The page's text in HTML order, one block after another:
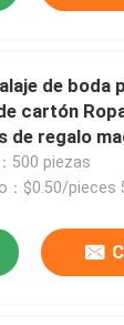
de boda
cartón
de regalo
para ropa
500 piezas
：$0.50/pieces